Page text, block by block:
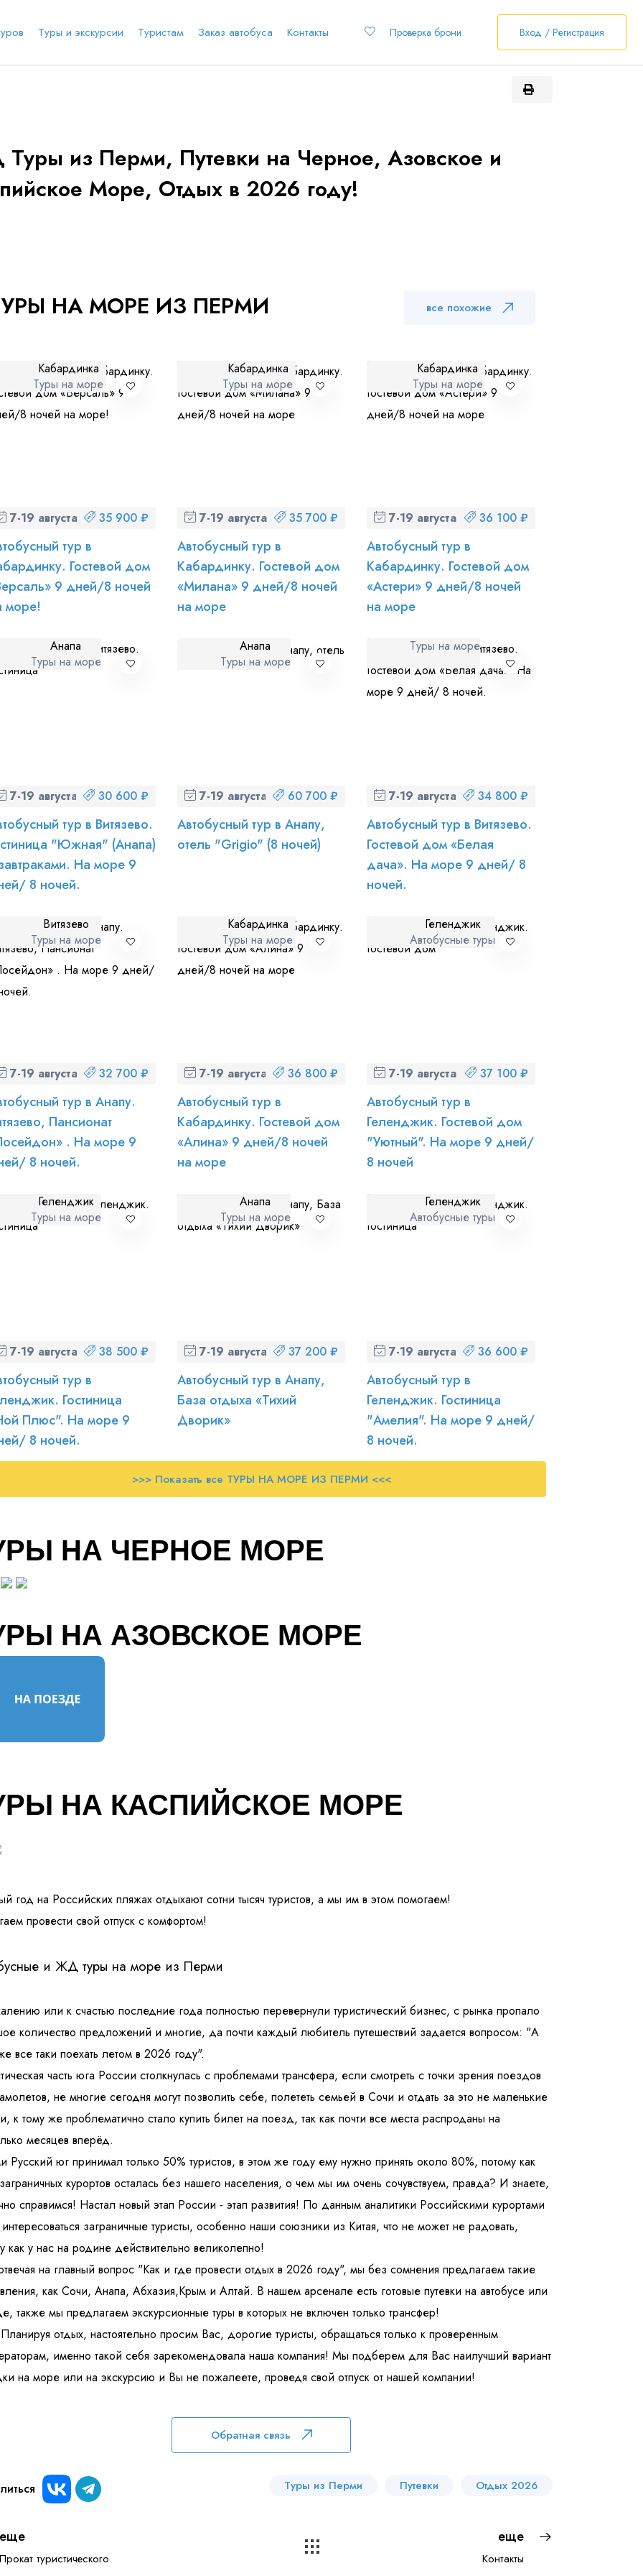
Туры и экскурсии Туристам Заказ автобуса Контакты Проверка брони Вход / Регистрация
из Перми, Путевки на Черное, Азовское и
Море, Отдых в 2026 году!
НА МОРЕ ИЗ ПЕРМИ все похожие
Кабардинка
Туры на море
7-19 августа (пт-ср)35 900 ₽
тур в
Гостевой дом
9 дней/8 ночей
море!
Кабардинка
Туры на море
7-19 августа (пт-ср)35 700 ₽
Автобусный тур в
Кабардинку. Гостевой дом
«Милана» 9 дней/8 ночей
на море
Кабардинка
Туры на море
7-19 августа (пт-ср)36 100 ₽
Автобусный тур в
Кабардинку. Гостевой дом
«Астери» 9 дней/8 ночей
на море
Анапа
Туры на море
7-19 августа (пт-ср)30 600 ₽
тур в Витязево.
"Южная" (Анапа)
На море 9
8 ночей.
Анапа
Туры на море
7-19 августа (пт-ср)60 700 ₽
Автобусный тур в Анапу,
отель "Grigio" (8 ночей)
Туры на море
7-19 августа (пт-ср)34 800 ₽
Автобусный тур в Витязево.
Гостевой дом «Белая
дача». На море 9 дней/ 8
ночей.
Витязево
Туры на море
7-19 августа (пт-ср)32 700 ₽
тур в Анапу.
Пансионат
. На море 9
8 ночей.
Кабардинка
Туры на море
7-19 августа (пт-ср)36 800 ₽
Автобусный тур в
Кабардинку. Гостевой дом
«Алина» 9 дней/8 ночей
на море
Геленджик
Автобусные туры
7-19 августа (пт-ср)37 100 ₽
Автобусный тур в
Геленджик. Гостевой дом
"Уютный". На море 9 дней/
8 ночей
Геленджик
Туры на море
7-19 августа (пт-ср)38 500 ₽
тур в
Гостиница
Плюс". На море 9
8 ночей.
Анапа
Туры на море
7-19 августа (пт-ср)37 200 ₽
Автобусный тур в Анапу,
База отдыха «Тихий
Дворик»
Геленджик
Автобусные туры
7-19 августа (пт-ср)36 600 ₽
Автобусный тур в
Геленджик. Гостиница
"Амелия". На море 9 дней/
8 ночей.
>>> Показать все ТУРЫ НА МОРЕ ИЗ ПЕРМИ <<<
НА ЧЕРНОЕ МОРЕ
НА АЗОВСКОЕ МОРЕ
НА КАСПИЙСКОЕ МОРЕ
год на Российских пляжах отдыхают сотни тысяч туристов, а мы им в этом помогаем!
провести свой отпуск с комфортом!
и ЖД туры на море из Перми
или к счастью последние года полностью перевернули туристический бизнес, с рынка пропало
количество предложений и многие, да почти каждый любитель путешествий задается вопросом: "А
все таки поехать летом в 2026 году".
часть юга России столкнулась с проблемами трансфера, если смотреть с точки зрения поездов
не многие сегодня могут позволить себе, полететь семьей в Сочи и отдать за это не маленькие
к тому же проблематично стало купить билет на поезд, так как почти все места распроданы на
месяцев вперёд.
Русский юг принимал только 50% туристов, в этом же году ему нужно принять около 80%, потому как
курортов осталась без нашего населения, о чем мы им очень сочувствуем, правда? И знаете,
справимся! Настал новый этап России - этап развития! По данным аналитики Российскими курортами
заграничные туристы, особенно наши союзники из Китая, что не может не радовать,
как у нас на родине действительно великолепно!
на главный вопрос "Как и где провести отдых в 2026 году", мы без сомнения предлагаем такие
как Сочи, Анапа, Абхазия,Крым и Алтай. В нашем арсенале есть готовые путевки на автобусе или
также мы предлагаем экскурсионные туры в которых не включен только трансфер!
отдых, настоятельно просим Вас, дорогие туристы, обращаться только к проверенным
именно такой себя зарекомендовала наша компания! Мы подберем для Вас наилучший вариант
на море или на экскурсию и Вы не пожалеете, проведя свой отпуск от нашей компании!
Обратная связь
Туры из Перми Путевки Отдых 2026
еще
Прокат туристического
еще
Контакты
обработку персональных
данныхи ознакомлен с политикой компании в
отношении обработки персональных данных
Whatsapp Телеграм